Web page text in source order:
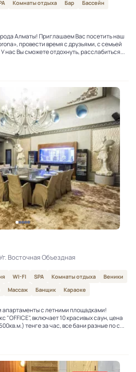
Комнаты отдыха Бар
Бассейн
Алматы! Приглашаем Вас посетить наш
провести время с друзьями, с семьей
нас Вы сможете отдохнуть, расслабиться...
Восточная Объездная
WI-FI SPA Комнаты отдыха
Веники
Массаж Банщик Караоке
с летними площадками!
включает 10 красивых саун, цена
тенге за час, все бани разные по с...